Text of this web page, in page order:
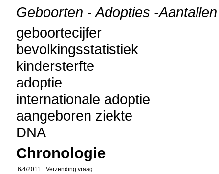
Geboorten - Adopties -
geboortecijfer
bevolkingsstatistiek
kindersterfte
adoptie
internationale adoptie
aangeboren ziekte
DNA
Chronologie
6/4/2011
Verzending vraag